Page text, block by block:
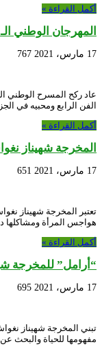
أكمل القراءة »
المهرجان الوطني الـ 14 للمسرح المحترف.. عودة الروح للخشبة
17 مارس، 2021 767
الفن الرابع ومحبيه في
أكمل القراءة »
المخرجة شهيناز
17 مارس، 2021 651
تعتبر المخرجة شهيناز
هواجس المرأة ومشاكلها
أكمل القراءة »
“أرامل” للمخرجة
17 مارس، 2021 695
تبني المخرجة شهيناز
مفهومها للحياة والبحث